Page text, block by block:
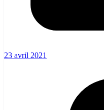
23 avril 2021